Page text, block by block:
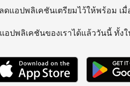
ดแอปพลิเคชันเตรียมไว้ให้พร้อม เ
แอปพลิเคชันของเราได้แล้ววันนี้ ทั้งใ